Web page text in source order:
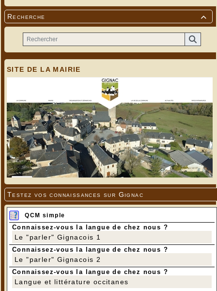

Recherche
SITE DE LA MAIRIE
Testez vos connaissances sur Gignac
QCM simple
Connaissez-vous la langue de chez nous ?
Le "parler" Gignacois 1
Connaissez-vous la langue de chez nous ?
Le "parler" Gignacois 2
Connaissez-vous la langue de chez nous ?
Langue et littérature occitanes